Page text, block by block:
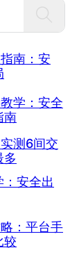
南：安
学：安全
南
测6间交
多
安全出
：平台手
较